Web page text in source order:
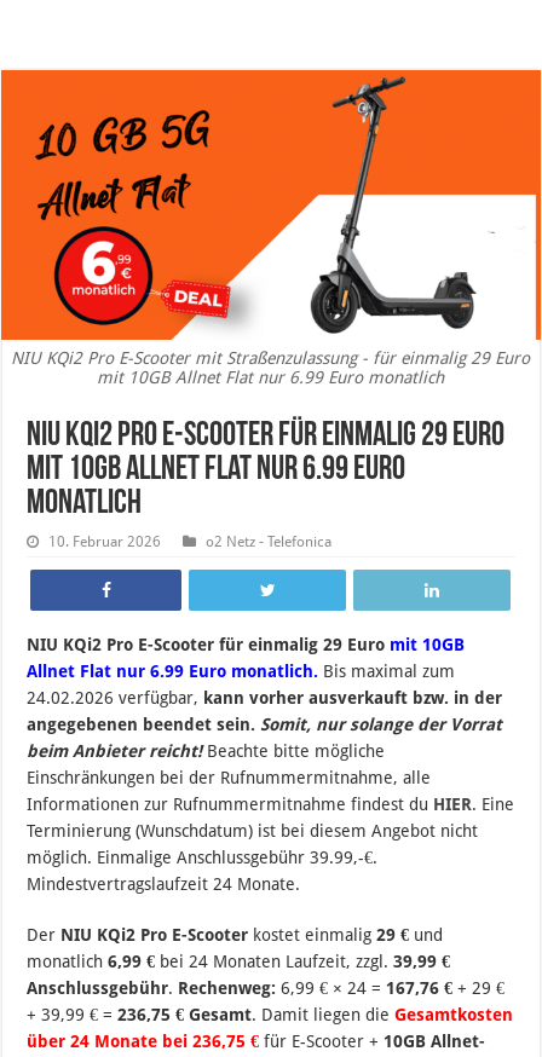
NIU KQi2 Pro E-Scooter mit Straßenzulassung - für einmalig 29 Euro
mit 10GB Allnet Flat nur 6.99 Euro monatlich
NIU KQi2 Pro E-Scooter für einmalig 29 Euro
mit 10GB Allnet Flat nur 6.99 Euro
monatlich
10. Februar 2026 o2 Netz - Telefonica
NIU KQi2 Pro E-Scooter für einmalig 29 Euro mit 10GB
Allnet Flat nur 6.99 Euro monatlich. Bis maximal zum
24.02.2026 verfügbar, kann vorher ausverkauft bzw. in der
angegebenen beendet sein. Somit, nur solange der Vorrat
beim Anbieter reicht!Beachte bitte mögliche
Einschränkungen bei der Rufnummermitnahme, alle
Informationen zur Rufnummermitnahme findest du HIER. Eine
Terminierung (Wunschdatum) ist bei diesem Angebot nicht
möglich. Einmalige Anschlussgebühr 39.99,-€.
Mindestvertragslaufzeit 24 Monate.
Der NIU KQi2 Pro E-Scooter kostet einmalig29 € und
monatlich6,99 € bei 24 Monaten Laufzeit, zzgl.39,99 €
Anschlussgebühr. Rechenweg: 6,99 € × 24 =167,76 € + 29 €
+ 39,99 € =236,75 € Gesamt. Damit liegen die Gesamtkosten
über 24 Monate bei 236,75 € für E-Scooter +10GB Allnet-